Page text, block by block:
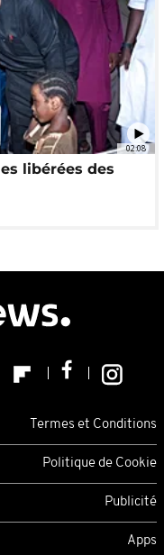
02:08
libérées des
Termes et Conditions
Politique de Cookie
Publicité
Apps